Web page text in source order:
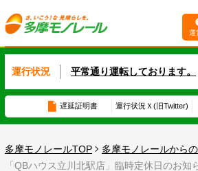
運
運行状況 平常通り運転しております。
遅延証明書 運行状況 Ｘ(旧Twitter)
多摩モノレールTOP
多摩モノレールから
「QBハウス立川北駅店」臨時定休日のお知